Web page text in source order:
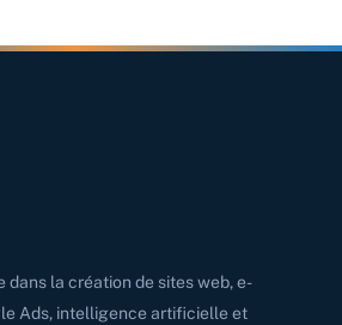
dans la création de sites web, e-
Ads, intelligence artificielle et